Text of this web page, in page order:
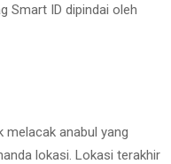
Smart ID dipindai oleh
melacak anabul yang
lokasi. Lokasi terakhir